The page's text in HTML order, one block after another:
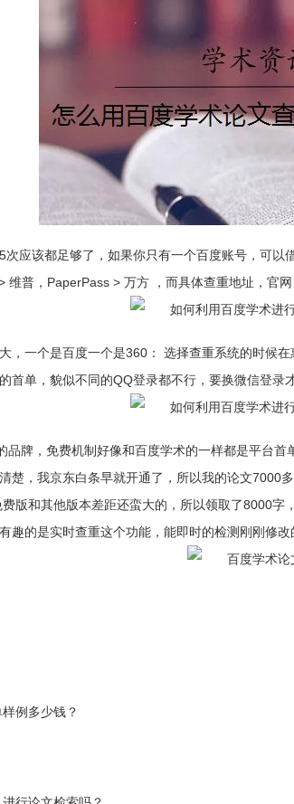
应该都足够了，如果你只有一个百度账号，可
普，PaperPass > 万方 ，而具体查重地址，官网
，一个是百度一个是360： 选择查重系统的时候
首单，貌似不同的QQ登录都不行，要换微信登录
牌，免费机制好像和百度学术的一样都是平台
楚，我京东白条早就开通了，所以我的论文
版和其他版本差距还蛮大的，所以领取了8000
趣的是实时查重这个功能，能即时的检测刚刚修改
例多少钱？